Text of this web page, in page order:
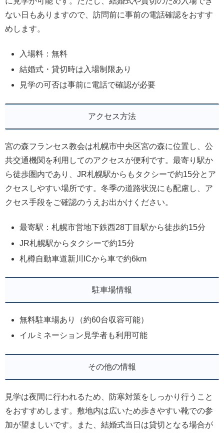
ない日もありますので、訪問前に事前の電話確認をおすす
めします。
入場料：無料
結婚式・貸切時は入場制限あり
見学の可否は事前に電話で確認が必要
アクセス方法
宮の森フランセス教会は札幌市中央区宮の森に位置し、公
共交通機関を利用してのアクセスが便利です。最寄り駅か
ら徒歩圏内であり、JR札幌駅からもタクシーで約15分とア
クセスしやすい場所です。冬季の道路状況にも配慮し、ア
クセス手段をご確認のうえお出かけください。
最寄駅：札幌市営地下鉄西28丁目駅から徒歩約15分
JR札幌駅からタクシーで約15分
札樽自動車道新川ICから車で約6km
駐車場情報
無料駐車場あり（約60台収容可能）
イルミネーション見学者も利用可能
その他の情報
見学は夜間に行われるため、防寒対策をしっかり行うこと
をおすすめします。敷地内は広いため歩きやすい靴での参
加が望ましいです。また、結婚式当日は貸切となる場合が